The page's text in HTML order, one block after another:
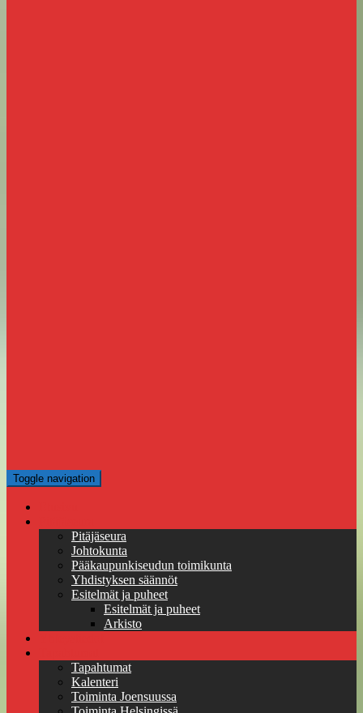
Toggle navigation
Pitäjäseura
Johtokunta
Pääkaupunkiseudun toimikunta
Yhdistyksen säännöt
Esitelmät ja puheet
Esitelmät ja puheet
Arkisto
Tapahtumat
Kalenteri
Toiminta Joensuussa